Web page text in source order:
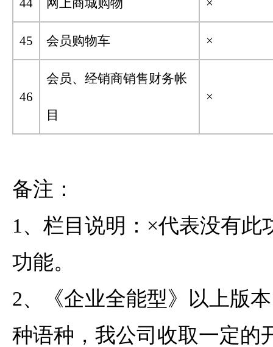
44 网上商城购物 ×
45 会员购物车 ×
46
会员、经销商销售财务帐
目
×
备注：
1、栏目说明：×代表没有此
功能。
2、《企业全能型》以上版
种语种，我公司收取一定的